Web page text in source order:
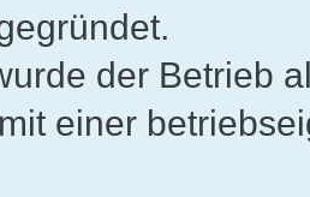
der Betrieb
einer